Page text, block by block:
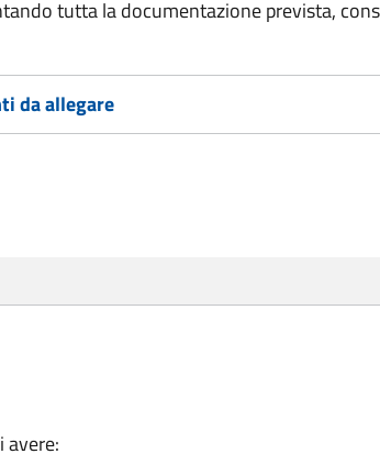
tutta la documentazione prevista,
da allegare
avere: